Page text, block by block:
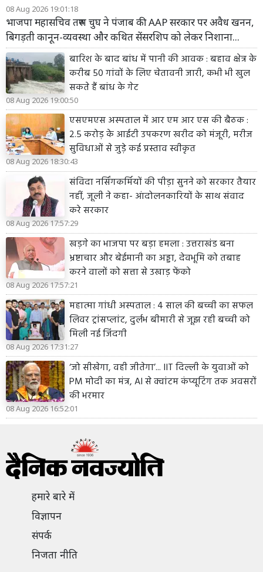
08 Aug 2026 19:01:18
भाजपा महासचिव तरुण चुघ ने पंजाब की AAP सरकार पर अवैध खनन,
बिगड़ती कानून-व्यवस्था और कथित सेंसरशिप को लेकर निशाना...
बारिश के बाद बांध में पानी की आवक : बहाव क्षेत्र के
करीब 50 गांवों के लिए चेतावनी जारी, कभी भी खुल
सकते हैं बांध के गेट
08 Aug 2026 19:00:50
एसएमएस अस्पताल में आर एम आर एस की बैठक :
2.5 करोड़ के आईटी उपकरण खरीद को मंजूरी, मरीज
सुविधाओं से जुड़े कई प्रस्ताव स्वीकृत
08 Aug 2026 18:30:43
संविदा नर्सिंगकर्मियों की पीड़ा सुनने को सरकार तैयार
नहीं, जूली ने कहा- आंदोलनकारियों के साथ संवाद
करे सरकार
08 Aug 2026 17:57:29
खड़गे का भाजपा पर बड़ा हमला : उत्तराखंड बना
भ्रष्टाचार और बेईमानी का अड्डा, देवभूमि को तबाह
करने वालों को सत्ता से उखाड़ फेंको
08 Aug 2026 17:57:21
महात्मा गांधी अस्पताल : 4 साल की बच्ची का सफल
लिवर ट्रांसप्लांट, दुर्लभ बीमारी से जूझ रही बच्ची को
मिली नई जिंदगी
08 Aug 2026 17:31:27
‘जो सीखेगा, वही जीतेगा’... IIT दिल्ली के युवाओं को
PM मोदी का मंत्र, AI से क्वांटम कंप्यूटिंग तक अवसरों
की भरमार
08 Aug 2026 16:52:01
हमारे बारे में
विज्ञापन
संपर्क
निजता नीति